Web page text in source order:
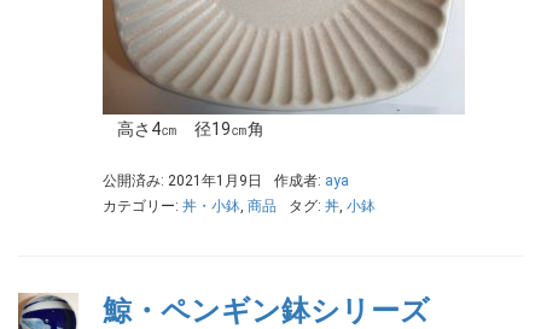
高さ4㎝ 径19㎝角
公開済み: 2021年1月9日 作成者: aya
カテゴリー: 丼・小鉢, 商品 タグ: 丼, 小鉢
鯨・ペンギン鉢シリーズ